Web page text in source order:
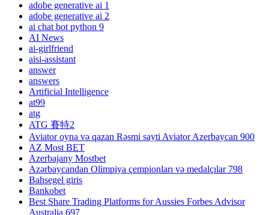
adobe generative ai 1
adobe generative ai 2
ai chat bot python 9
AI News
ai-girlfriend
aisi-assistant
answer
answers
Artificial Intelligence
at99
atg
ATG 賽特2
Aviator oyna və qazan Rəsmi sayti Aviator Azerbaycan 900
AZ Most BET
Azerbajany Mostbet
Azərbaycandan Olimpiya çempionları və medalçılar 798
Bahsegel giris
Bankobet
Best Share Trading Platforms for Aussies Forbes Advisor
Australia 697